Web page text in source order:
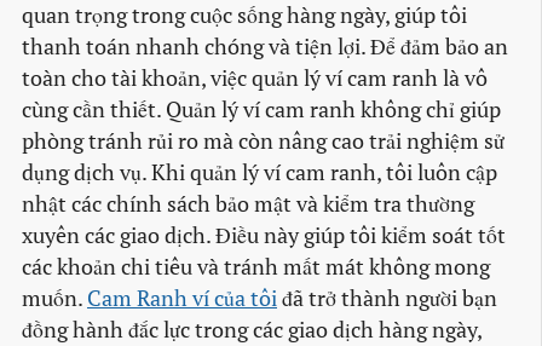
quan trọng trong cuộc sống hàng ngày, giúp tôi
thanh toán nhanh chóng và tiện lợi. Để đảm bảo an
toàn cho tài khoản, việc quản lý ví cam ranh là vô
cùng cần thiết. Quản lý ví cam ranh không chỉ giúp
phòng tránh rủi ro mà còn nâng cao trải nghiệm sử
dụng dịch vụ. Khi quản lý ví cam ranh, tôi luôn cập
nhật các chính sách bảo mật và kiểm tra thường
xuyên các giao dịch. Điều này giúp tôi kiểm soát tốt
các khoản chi tiêu và tránh mất mát không mong
muốn. Cam Ranh ví của tôiđã trở thành người bạn
đồng hành đắc lực trong các giao dịch hàng ngày,